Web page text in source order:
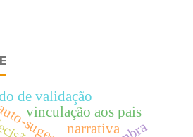
narrativa
de validação
vinculação aos pais